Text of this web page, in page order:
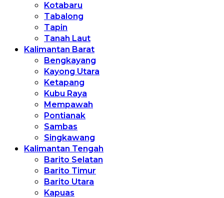
Kotabaru
Tabalong
Tapin
Tanah Laut
Kalimantan Barat
Bengkayang
Kayong Utara
Ketapang
Kubu Raya
Mempawah
Pontianak
Sambas
Singkawang
Kalimantan Tengah
Barito Selatan
Barito Timur
Barito Utara
Kapuas